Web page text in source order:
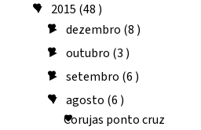
▼ 2015 (48 )
►dezembro (8 )
►outubro (3 )
►setembro (6 )
▼agosto (6 )
Corujas ponto cruz